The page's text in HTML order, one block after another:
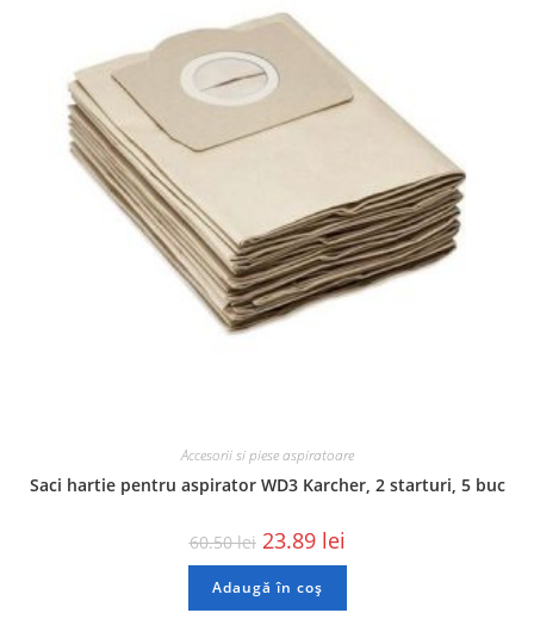
Accesorii si piese aspiratoare
Saci hartie pentru aspirator WD3 Karcher, 2 starturi, 5 buc
60.50lei 23.89 lei
Adaugă în coș